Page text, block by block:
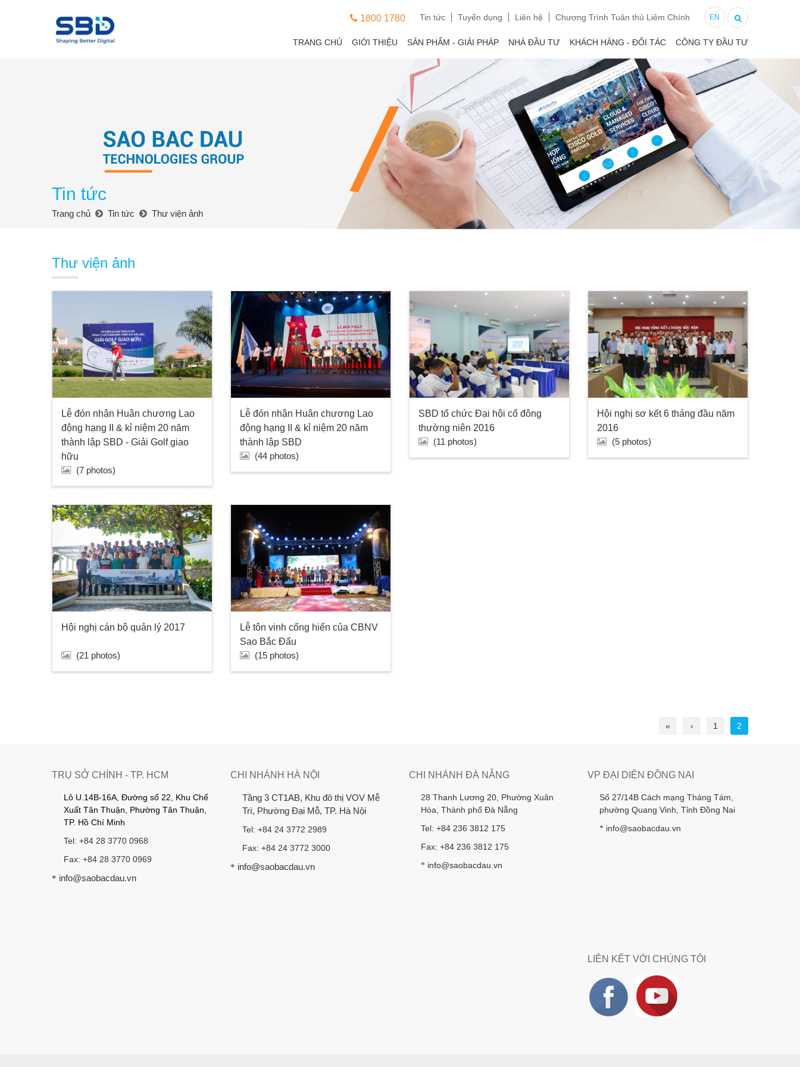
1800 1780 Tin tức Tuyển dụng Liên hệ Chương Trình Tuân thủ Liêm Chính EN
TRANG CHỦ GIỚI THIỆU SẢN PHẨM - GIẢI PHÁP NHÀ ĐẦU TƯ KHÁCH HÀNG - ĐỐI TÁC CÔNG TY ĐẦU TƯ
Tin tức
Trang chủ Tin tức Thư viện ảnh
Thư viện ảnh
Lễ đón nhận Huân chương Lao
động hạng II & kỉ niệm 20 năm
thành lập SBD - Giải Golf giao
hữu
(7 photos)
Lễ đón nhận Huân chương Lao
động hạng II & kỉ niệm 20 năm
thành lập SBD
(44 photos)
SBD tổ chức Đại hội cổ đông
thường niên 2016
(11 photos)
Hội nghị sơ kết 6 tháng đầu năm
2016
(5 photos)
Hội nghị cán bộ quản lý 2017
(21 photos)
Lễ tôn vinh cống hiến của CBNV
Sao Bắc Đẩu
(15 photos)
« ‹ 1 2
TRỤ SỞ CHÍNH - TP. HCM
Lô U.14B-16A, Đường số 22, Khu Chế
Xuất Tân Thuận, Phường Tân Thuận,
TP. Hồ Chí Minh
Tel: +84 28 3770 0968
Fax: +84 28 3770 0969
* info@saobacdau.vn
CHI NHÁNH HÀ NỘI
Tầng 3 CT1AB, Khu đô thị VOV Mễ
Trì, Phường Đại Mỗ, TP. Hà Nội
Tel: +84 24 3772 2989
Fax: +84 24 3772 3000
* info@saobacdau.vn
CHI NHÁNH ĐÀ NẴNG
28 Thanh Lương 20, Phường Xuân
Hòa, Thành phố Đà Nẵng
Tel: +84 236 3812 175
Fax: +84 236 3812 175
* info@saobacdau.vn
VP ĐẠI DIỆN ĐỒNG NAI
Số 27/14B Cách mạng Tháng Tám,
phường Quang Vinh, Tỉnh Đồng Nai
* info@saobacdau.vn
LIÊN KẾT VỚI CHÚNG TÔI